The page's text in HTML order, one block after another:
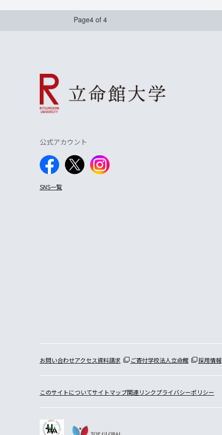
Page4 of 4
公式アカウント
SNS一覧
お問い合わせアクセス資料請求 ご寄付学校法人立命館 採用情報
このサイトについてサイトマップ関連リンクプライバシーポリシー